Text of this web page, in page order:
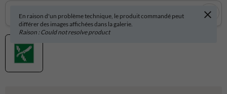
En raison d'un problème technique, le produit commandé peut
différer des images affichées dans la galerie.
Raison : Could not resolve product